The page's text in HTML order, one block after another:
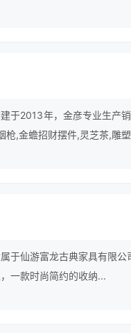
于2013年，金彦专业生产
枪,金蟾招财摆件,灵芝茶,雕
于仙游富龙古典家具有限
一款时尚简约的收纳...